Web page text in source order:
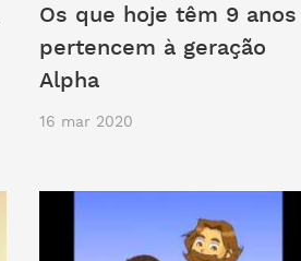
Os que hoje têm 9 anos
pertencem à geração
Alpha
16 mar 2020